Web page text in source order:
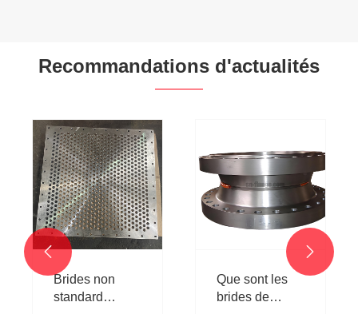
Recommandations d'actualités
Que sont les
brides de
2022.7.27
Shuangneng
dans
l'exposition
Shanxi Xi’an
Voir plus >>
 